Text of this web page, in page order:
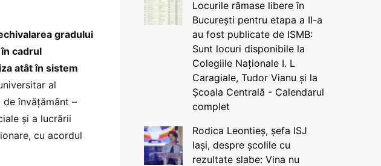
gradului
cadrul
atât în sistem
al
învăţământ –
şi a lucrării
cu acordul
Locurile rămase libere în
București pentru etapa a II-a
au fost publicate de ISMB:
Sunt locuri disponibile la
Colegiile Naționale I. L
Caragiale, Tudor Vianu și la
Școala Centrală - Calendarul
complet
Rodica Leontieș, șefa ISJ
Iași, despre școlile cu
rezultate slabe: Vina nu